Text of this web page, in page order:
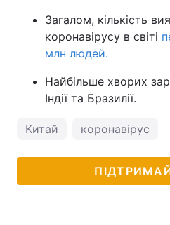
Загалом, кількість
коронавірусу в світі
млн людей.
Найбільше хворих
Індії та Бразилії.
Китай коронавірус